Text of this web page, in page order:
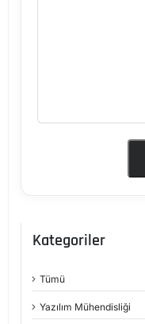
Kategoriler
Tümü
Yazılım Mühendisliği